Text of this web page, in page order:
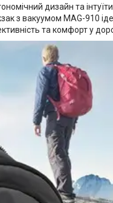
дизайн та
з вакуумом MAG-910
та комфорт у